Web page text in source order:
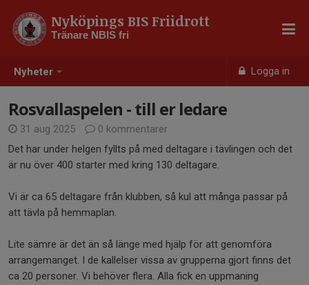
Nyheter Logga in
Nyköpings BIS Friidrott
Tränare NBIS fri
Rosvallaspelen - till er ledare
31 aug 2025
0 kommentarer
Det har under helgen fyllts på med deltagare i tävlingen och det
är nu över 400 starter med kring 130 deltagare.
Vi är ca 65 deltagare från klubben, så kul att många passar på
att tävla på hemmaplan.
Lite sämre är det än så länge med hjälp för att genomföra
arrangemanget. I de kallelser vissa av grupperna gjort finns det
ca 20 personer. Vi behöver flera. Alla fick en uppmaning